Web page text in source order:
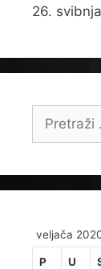
26.
veljača
P U